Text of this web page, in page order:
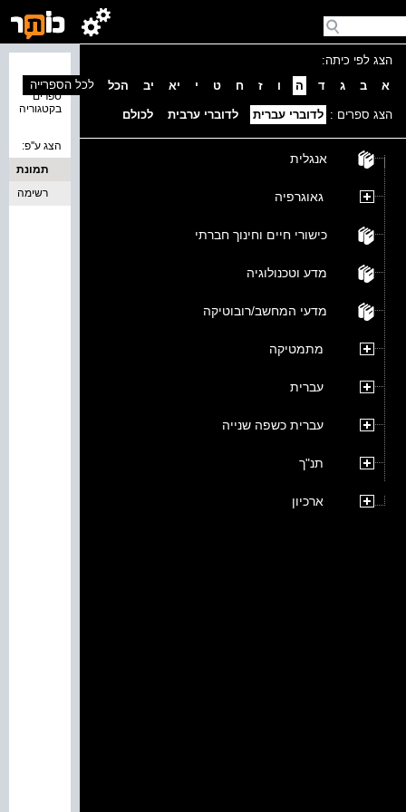
הצג לפי כיתה:
א
ב ג ד ה ו ז ח ט י יא יב הכל
הצג ספרים : לדוברי עברית לדוברי ערבית לכולם
אנגלית
גאוגרפיה
כישורי חיים וחינוך חברתי
מדע וטכנולוגיה
מדעי המחשב/רובוטיקה
מתמטיקה
עברית
עברית כשפה שנייה
תנ"ך
ארכיון
ספרים
בקטגוריה
לכל הספרייה
הצג ע''פ:
תמונת
כריכה
רשימה